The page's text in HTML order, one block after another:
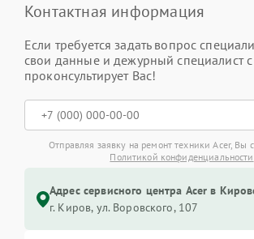
Контактная информация
Если требуется задать вопрос
свои данные и дежурный специалист
проконсультирует Вас!
Отправляя заявку на ремонт техники Acer, Вы
Политикой конфиденциальности
Адрес сервисного центра Acer в
г. Киров, ул. Воровского, 107